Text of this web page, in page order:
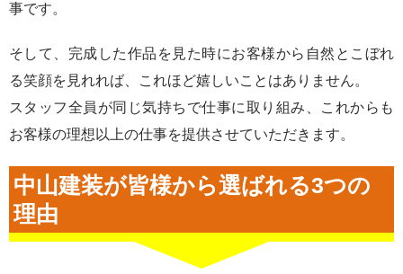
事です。
そして、完成した作品を見た時にお客様から自然とこぼれ
る笑顔を見れれば、これほど嬉しいことはありません。
スタッフ全員が同じ気持ちで仕事に取り組み、これからも
お客様の理想以上の仕事を提供させていただきます。
中山建装が皆様から選ばれる3つの
理由